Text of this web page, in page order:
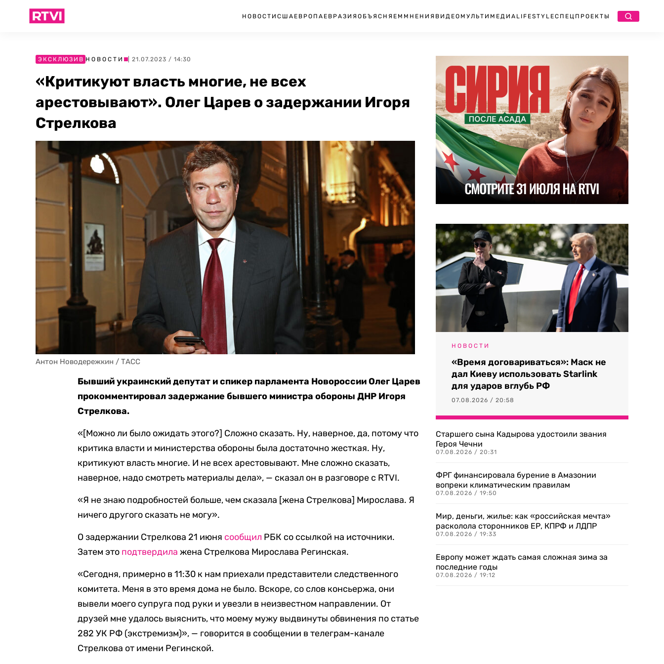
НОВОСТИ США ЕВРОПА ЕВРАЗИЯ ОБЪЯСНЯЕМ МНЕНИЯ ВИДЕО МУЛЬТИМЕДИА LIFESTYLEСПЕЦПРОЕКТЫ
ЭКСКЛЮЗИВ НОВОСТИ | 21.07.2023 / 14:30
«Критикуют власть многие, не всех
арестовывают». Олег Царев о задержании Игоря
Стрелкова
Антон Новодережкин / ТАСС
Бывший украинский депутат и спикер парламента Новороссии Олег Царев
прокомментировал задержание бывшего министра обороны ДНР Игоря
Стрелкова.
«[Можно ли было ожидать этого?] Сложно сказать. Ну, наверное, да, потому что
критика власти и министерства обороны была достаточно жесткая. Ну,
критикуют власть многие. И не всех арестовывают. Мне сложно сказать,
наверное, надо смотреть материалы дела», — сказал он в разговоре с RTVI.
«Я не знаю подробностей больше, чем сказала [жена Стрелкова] Мирослава. Я
ничего другого сказать не могу».
О задержании Стрелкова 21 июня сообщил РБК со ссылкой на источники.
Затем это подтвердила жена Стрелкова Мирослава Регинская.
«Сегодня, примерно в 11:30 к нам приехали представители следственного
комитета. Меня в это время дома не было. Вскоре, со слов консьержа, они
вывели моего супруга под руки и увезли в неизвестном направлении. От
друзей мне удалось выяснить, что моему мужу выдвинуты обвинения по статье
282 УК РФ (экстремизм)», — говорится в сообщении в телеграм-канале
Стрелкова от имени Регинской.
НОВОСТИ
«Время договариваться»: Маск не
дал Киеву использовать Starlink
для ударов вглубь РФ
07.08.2026 / 20:58
Старшего сына Кадырова удостоили звания
Героя Чечни
07.08.2026 / 20:31
ФРГ финансировала бурение в Амазонии
вопреки климатическим правилам
07.08.2026 / 19:50
Мир, деньги, жилье: как «российская мечта»
расколола сторонников ЕР, КПРФ и ЛДПР
07.08.2026 / 19:33
Европу может ждать самая сложная зима за
последние годы
07.08.2026 / 19:12